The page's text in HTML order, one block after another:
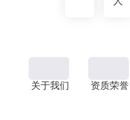
关于我们 资质荣誉